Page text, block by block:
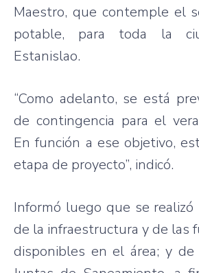
Maestro, que contemple el
potable, para toda la
Estanislao.
“Como adelanto, se está
de contingencia para el
En función a ese objetivo,
etapa de proyecto”, indicó.
Informó luego que se realizó
de la infraestructura y de las
disponibles en el área; y de